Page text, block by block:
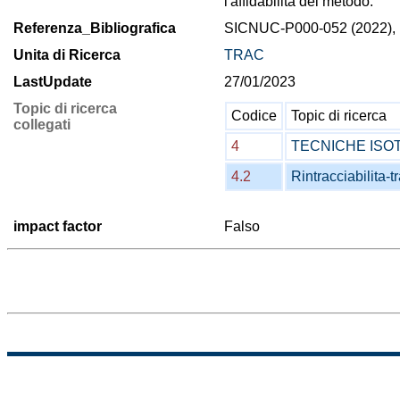
Referenza_Bibliografica
SICNUC-P000-052 (2022),
Unita di Ricerca
TRAC
LastUpdate
27/01/2023
Topic di ricerca
collegati
Codice
Topic di ricerca
4
TECNICHE
4.2
Rintracciabilita-
impact factor Falso